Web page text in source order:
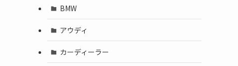
BMW
アウディ
カーディーラー